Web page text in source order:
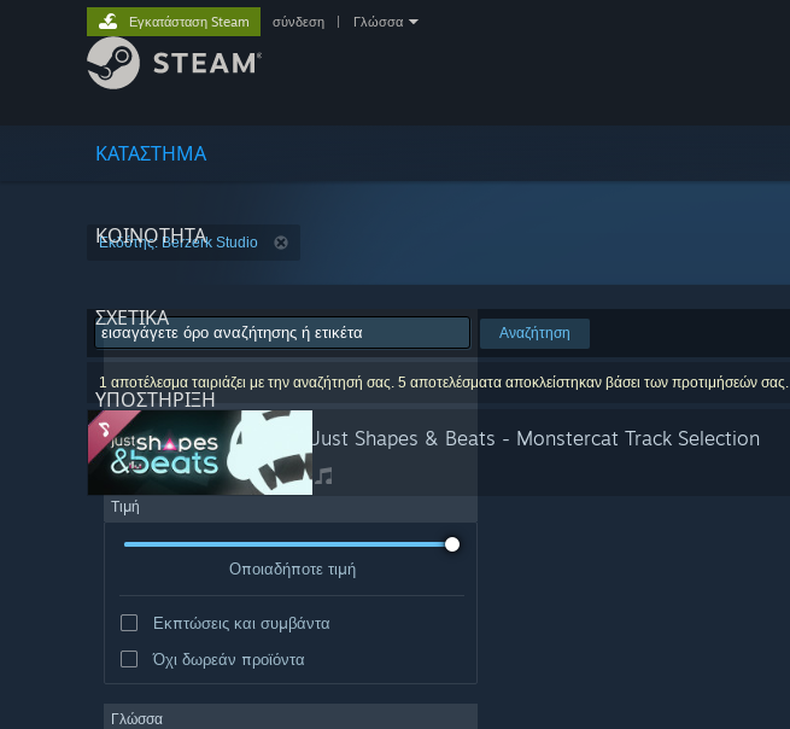
ΚΑΤΑΣΤΗΜΑ
ΚΟΙΝΟΤΗΤΑ
ΣΧΕΤΙΚΆ
ΥΠΟΣΤΗΡΙΞΗ
Εγκατάσταση Steam σύνδεση Γλώσσα
Εκδότης: Berzerk Studio
Αναζήτηση
1 αποτέλεσμα ταιριάζει με την αναζήτησή σας. 5 αποτελέσματα αποκλείστηκαν βάσει των προτιμήσεών σας.
Just Shapes & Beats - Monstercat Track Selection
Τιμή
Οποιαδήποτε τιμή
Εκπτώσεις και συμβάντα
Όχι δωρεάν προϊόντα
Γλώσσα